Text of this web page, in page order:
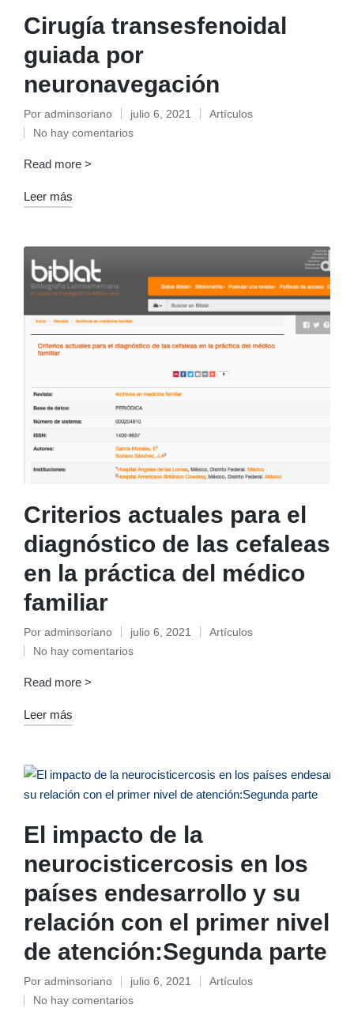
Cirugía transesfenoidal
guiada por
neuronavegación
Publicado
por
Por adminsoriano julio 6, 2021
Publicado
Artículos
No hay comentarios
Read more >
Leer más
Criterios actuales para el
diagnóstico de las cefaleas
en la práctica del médico
familiar
Publicado
por
Por adminsoriano julio 6, 2021
Publicado
Artículos
No hay comentarios
Read more >
Leer más
El impacto de la
neurocisticercosis en los
países endesarrollo y su
relación con el primer nivel
de atención:Segunda parte
Publicado
por
Por adminsoriano julio 6, 2021
Publicado
Artículos
No hay comentarios